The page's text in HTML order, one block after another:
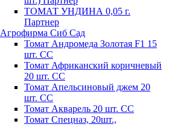
ТОМАТ УНДИНА 0,05 г.
Партнер
Агрофирма Сиб Сад
Томат Андромеда Золотая F1 15
шт. СС
Томат Африканский коричневый
20 шт. СС
Томат Апельсиновый джем 20
шт. СС
Томат Акварель 20 шт. СС
Томат Спецназ, 20шт.,